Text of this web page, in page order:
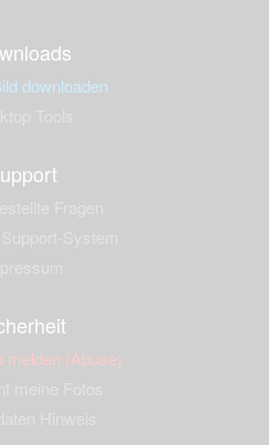
downloaden
melden (Abuse)